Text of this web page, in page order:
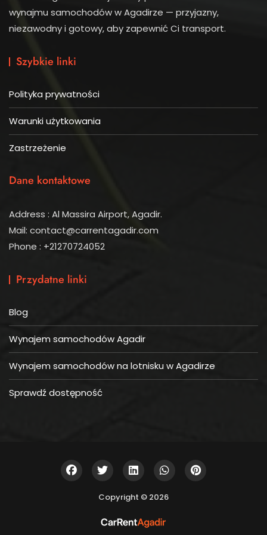
wynajmu samochodów w Agadirze — przyjazny,
niezawodny i gotowy, aby zapewnić Ci transport.
Szybkie linki
Polityka prywatności
Warunki użytkowania
Zastrzeżenie
Dane kontaktowe
Address : Al Massira Airport, Agadir.
Mail: contact@carrentagadir.com
Phone : +21270724052
Przydatne linki
Blog
Wynajem samochodów Agadir
Wynajem samochodów na lotnisku w Agadirze
Sprawdź dostępność
Copyright © 2026